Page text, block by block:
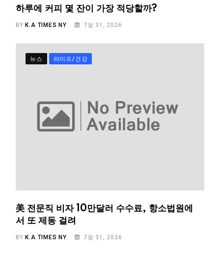
하루에 커피 몇 잔이 가장 적당할까?
BYK.A TIMES NY 7월 31, 2026
뉴스 라이프/건강
美 전문직 비자 10만달러 수수료, 항소법원에
서 또 제동 걸려
BY K.A TIMES NY 7월 31, 2026